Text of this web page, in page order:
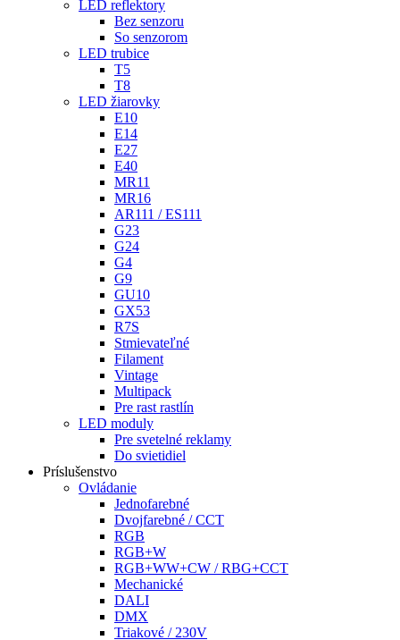
LED reflektory
Bez senzoru
So senzorom
LED trubice
T5
T8
LED žiarovky
E10
E14
E27
E40
MR11
MR16
AR111 / ES111
G23
G24
G4
G9
GU10
GX53
R7S
Stmievateľné
Filament
Vintage
Multipack
Pre rast rastlín
LED moduly
Pre svetelné reklamy
Do svietidiel
Príslušenstvo
Ovládanie
Jednofarebné
Dvojfarebné / CCT
RGB
RGB+W
RGB+WW+CW / RBG+CCT
Mechanické
DALI
DMX
Triakové / 230V